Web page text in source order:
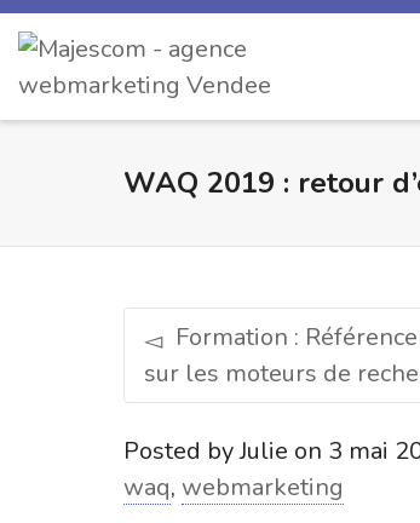
WAQ 2019 : retour
Formation :
sur les moteurs de
Posted byJulie on 3 mai
waq, webmarketing